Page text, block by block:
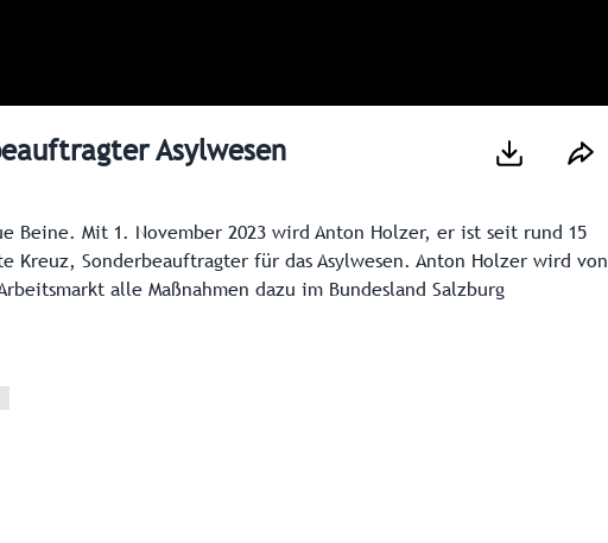
Asylwesen
Beine. Mit 1. November 2023 wird Anton Holzer, er ist seit rund 15
Kreuz, Sonderbeauftragter für das Asylwesen. Anton Holzer wird von
alle Maßnahmen dazu im Bundesland Salzburg